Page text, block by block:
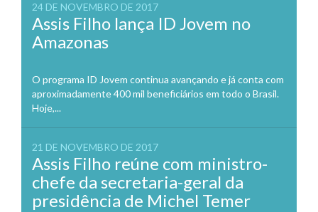
24 DE NOVEMBRO DE 2017
Assis Filho lança ID Jovem no
Amazonas
O programa ID Jovem continua avançando e já conta com
aproximadamente 400 mil beneficiários em todo o Brasil.
Hoje,...
21 DE NOVEMBRO DE 2017
Assis Filho reúne com ministro-
chefe da secretaria-geral da
presidência de Michel Temer